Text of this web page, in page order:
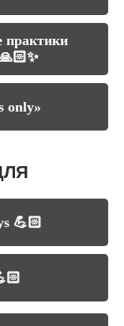
практики
only»
💪🏻